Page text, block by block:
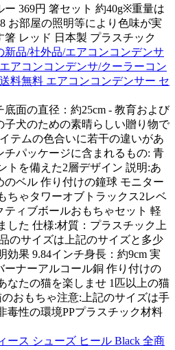
369円 箸セット 約40g※重量は
お部屋の照明等により色味が実
レッド 日本製 プラスチック
新品/社外品/エアコンコンデンサ
アコンコンデンサ/クーラーコン
料無料 エアコンコンデンサー セ
面の直径：約25cm - 教育および
犬のための素晴らしい贈り物で
テムの色合いに若干の違いがあ
チパッケージに含まれるもの: 青
トを備えた2層デザイン 説明:あ
ベル 作り付けの鐘球 モニター
ちゃタワーオブトラックス2レベ
ティブボールおもちゃセット 軽
した 仕様:材質：プラスチック上
のサイズは上記のサイズと多少
効果 9.84インチ身長：約9cm 実
ナーアルコール銅 作り付けの
なたの猫を楽しませ 1匹以上の猫
おもちゃ注意:上記のサイズは手
毒性の環境PPプラスチック材料
ース シューズ ヒール Black 全商